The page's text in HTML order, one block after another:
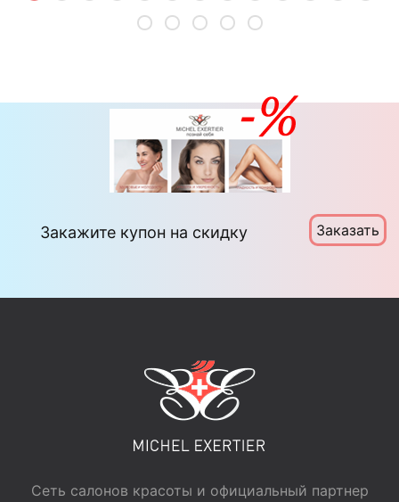
Закажите купон на скидку Заказать
Сеть салонов красоты и официальный партнер